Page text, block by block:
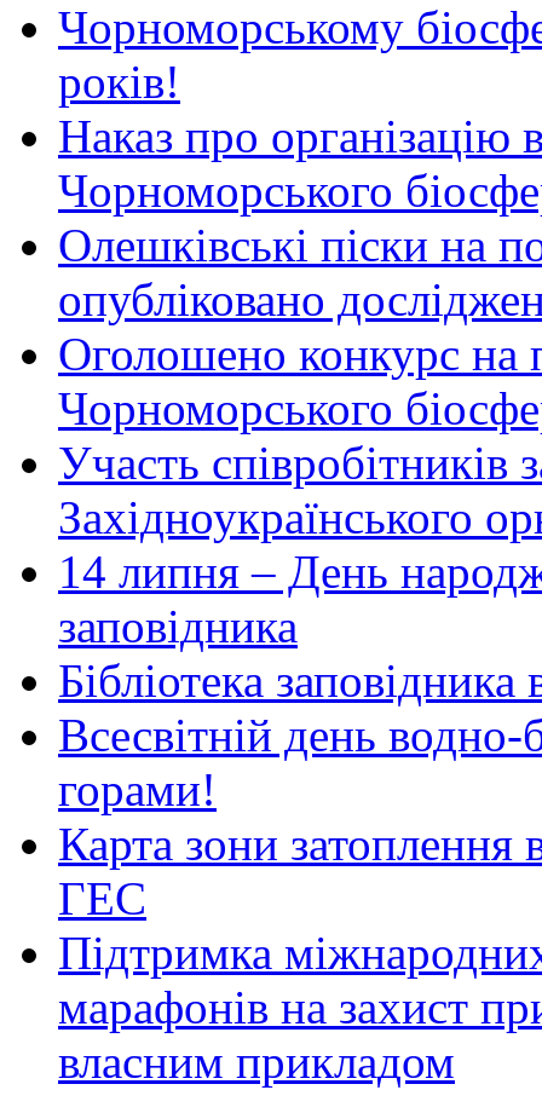
Чорноморському
років!
Наказ про організацію
Чорноморського
Олешківські піски на
опубліковано
Оголошено конкурс на
Чорноморського
Участь співробітників
Західноукраїнського
14 липня – День
заповідника
Бібліотека
Всесвітній день
горами!
Карта зони затоплення
ГЕС
Підтримка
марафонів на захист
власним прикладом